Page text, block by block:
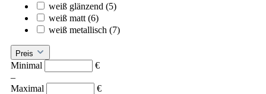
weiß glänzend (5)
weiß matt (6)
weiß metallisch (7)
Preis
Minimal
€
–
Maximal
€